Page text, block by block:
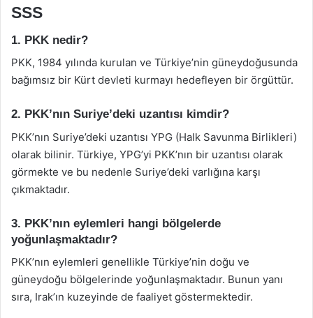
SSS
1. PKK nedir?
PKK, 1984 yılında kurulan ve Türkiye’nin güneydoğusunda
bağımsız bir Kürt devleti kurmayı hedefleyen bir örgüttür.
2. PKK’nın Suriye’deki uzantısı kimdir?
PKK’nın Suriye’deki uzantısı YPG (Halk Savunma Birlikleri)
olarak bilinir. Türkiye, YPG’yi PKK’nın bir uzantısı olarak
görmekte ve bu nedenle Suriye’deki varlığına karşı
çıkmaktadır.
3. PKK’nın eylemleri hangi bölgelerde
yoğunlaşmaktadır?
PKK’nın eylemleri genellikle Türkiye’nin doğu ve
güneydoğu bölgelerinde yoğunlaşmaktadır. Bunun yanı
sıra, Irak’ın kuzeyinde de faaliyet göstermektedir.